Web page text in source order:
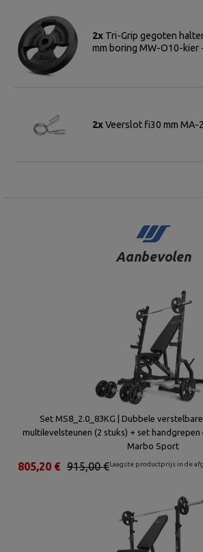
2x Tri-Grip gegoten
mm boring MW-O10-kier
2xVeerslot fi30 mm MA-
Aanbevolen
Set MS8_2.0_83KG | Dubbele
multilevelsteunen (2 stuks) + set handgrepen
Marbo Sport
Laagste productprijs in de
915,00 €
805,20 €